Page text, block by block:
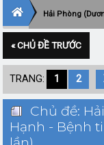
Hải Phòng
« CHỦ ĐỀ TRƯỚC
TRANG: 1 2
Chủ đề:
Hạnh - Bệnh